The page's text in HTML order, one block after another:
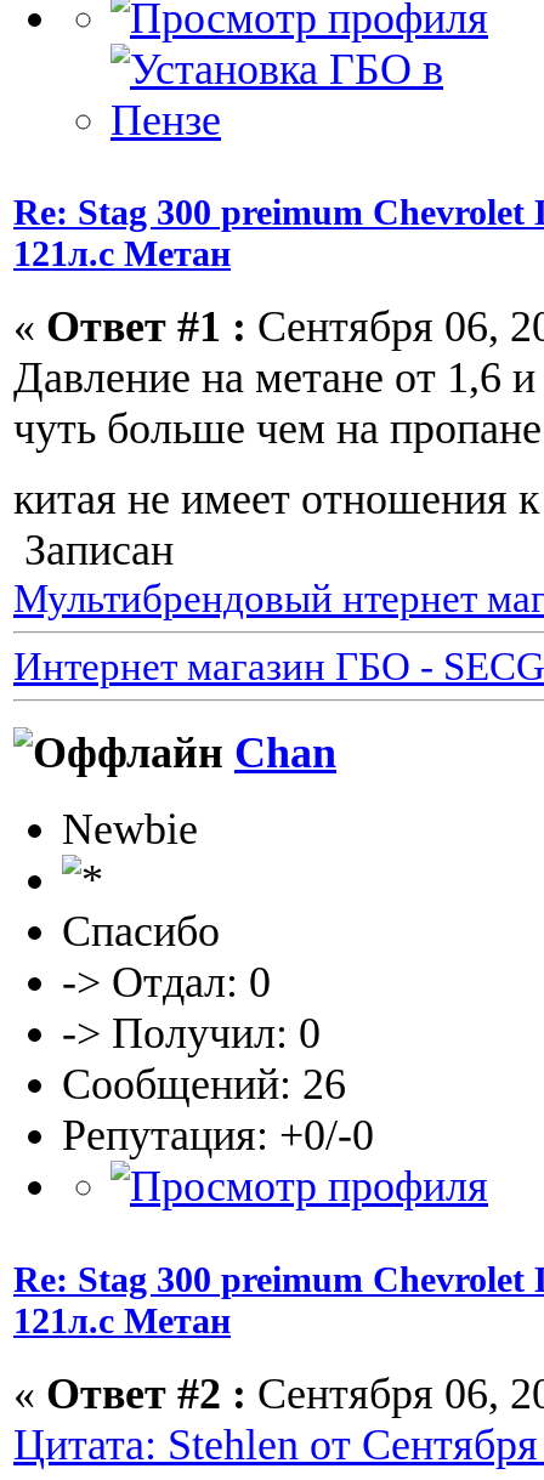
Re: Stag 300 preimum
121л.с Метан
« Ответ #1 : Сентября 06,
Давление на метане от 1,6
чуть больше чем на
китая не имеет отношения
Записан
Мультибрендовый нтернет
Интернет магазин ГБО -
Chan
Newbie
Спасибо
-> Отдал: 0
-> Получил: 0
Сообщений: 26
Репутация: +0/-0
Re: Stag 300 preimum
121л.с Метан
« Ответ #2 : Сентября 06,
Цитата: Stehlen от